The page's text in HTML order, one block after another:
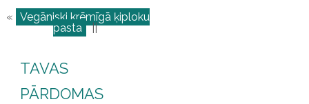
« Vegāniski krēmīgā ķiploku
pasta ||
TAVAS
PĀRDOMAS